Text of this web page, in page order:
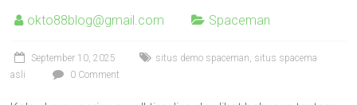
okto88blog@gmail.com Spaceman
September 10, 2025 situs demo spaceman, situs spacema
asli
0 Comment